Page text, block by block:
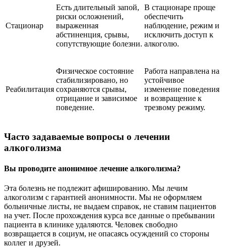
Стационар
Есть длительный запой,
риски осложнений,
выраженная
абстиненция, срывы,
сопутствующие болезни.
В стационаре проще
обеспечить
наблюдение, режим и
исключить доступ к
алкоголю.
Реабилитация
Физическое состояние
стабилизировано, но
сохраняются срывы,
отрицание и зависимое
поведение.
Работа направлена на
устойчивое
изменение поведения
и возвращение к
трезвому режиму.
Часто задаваемые вопросы о лечении
алкоголизма
Вы проводите анонимное лечение алкоголизма?
Эта болезнь не подлежит афишированию. Мы лечим
алкоголизм с гарантией анонимности. Мы не оформляем
больничные листы, не выдаем справок, не ставим пациентов
на учет. После прохождения курса все данные о пребывании
пациента в клинике удаляются. Человек свободно
возвращается в социум, не опасаясь осуждений со стороны
коллег и друзей.